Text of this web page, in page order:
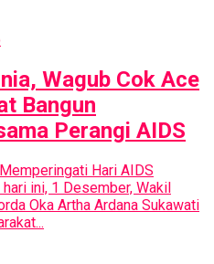
Wagub Cok Ace
Bangun
Perangi AIDS
Hari AIDS
ini, 1 Desember, Wakil
Oka Artha Ardana Sukawati